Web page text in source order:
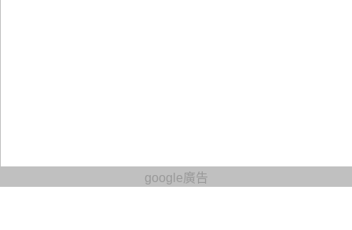
google廣告